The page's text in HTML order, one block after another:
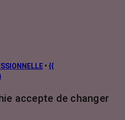
• {{
accepte de changer